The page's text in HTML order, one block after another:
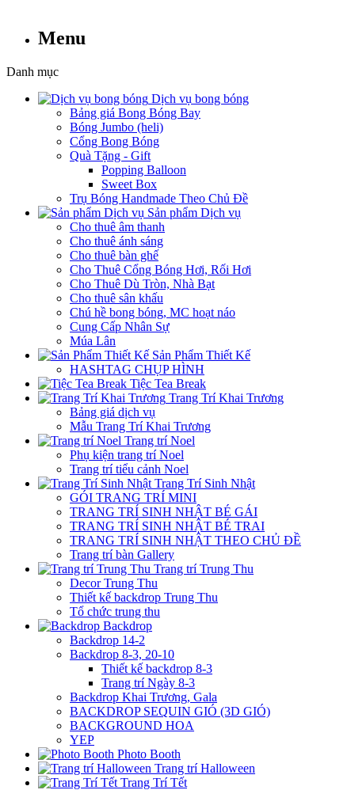
Menu
Danh mục
Dịch vụ bong bóng
Bảng giá Bong Bóng Bay
Bóng Jumbo (heli)
Cổng Bong Bóng
Quà Tặng - Gift
Popping Balloon
Sweet Box
Trụ Bóng Handmade Theo Chủ Đề
Sản phẩm Dịch vụ
Cho thuê âm thanh
Cho thuê ánh sáng
Cho thuê bàn ghế
Cho Thuê Cổng Bóng Hơi, Rối Hơi
Cho Thuê Dù Tròn, Nhà Bạt
Cho thuê sân khấu
Chú hề bong bóng, MC hoạt náo
Cung Cấp Nhân Sự
Múa Lân
Sản Phẩm Thiết Kế
HASHTAG CHỤP HÌNH
Tiệc Tea Break
Trang Trí Khai Trương
Bảng giá dịch vụ
Mẫu Trang Trí Khai Trương
Trang trí Noel
Phụ kiện trang trí Noel
Trang trí tiểu cảnh Noel
Trang Trí Sinh Nhật
GÓI TRANG TRÍ MINI
TRANG TRÍ SINH NHẬT BÉ GÁI
TRANG TRÍ SINH NHẬT BÉ TRAI
TRANG TRÍ SINH NHẬT THEO CHỦ ĐỀ
Trang trí bàn Gallery
Trang trí Trung Thu
Decor Trung Thu
Thiết kế backdrop Trung Thu
Tổ chức trung thu
Backdrop
Backdrop 14-2
Backdrop 8-3, 20-10
Thiết kế backdrop 8-3
Trang trí Ngày 8-3
Backdrop Khai Trương, Gala
BACKDROP SEQUIN GIÓ (3D GIÓ)
BACKGROUND HOA
YEP
Photo Booth
Trang trí Halloween
Trang Trí Tết